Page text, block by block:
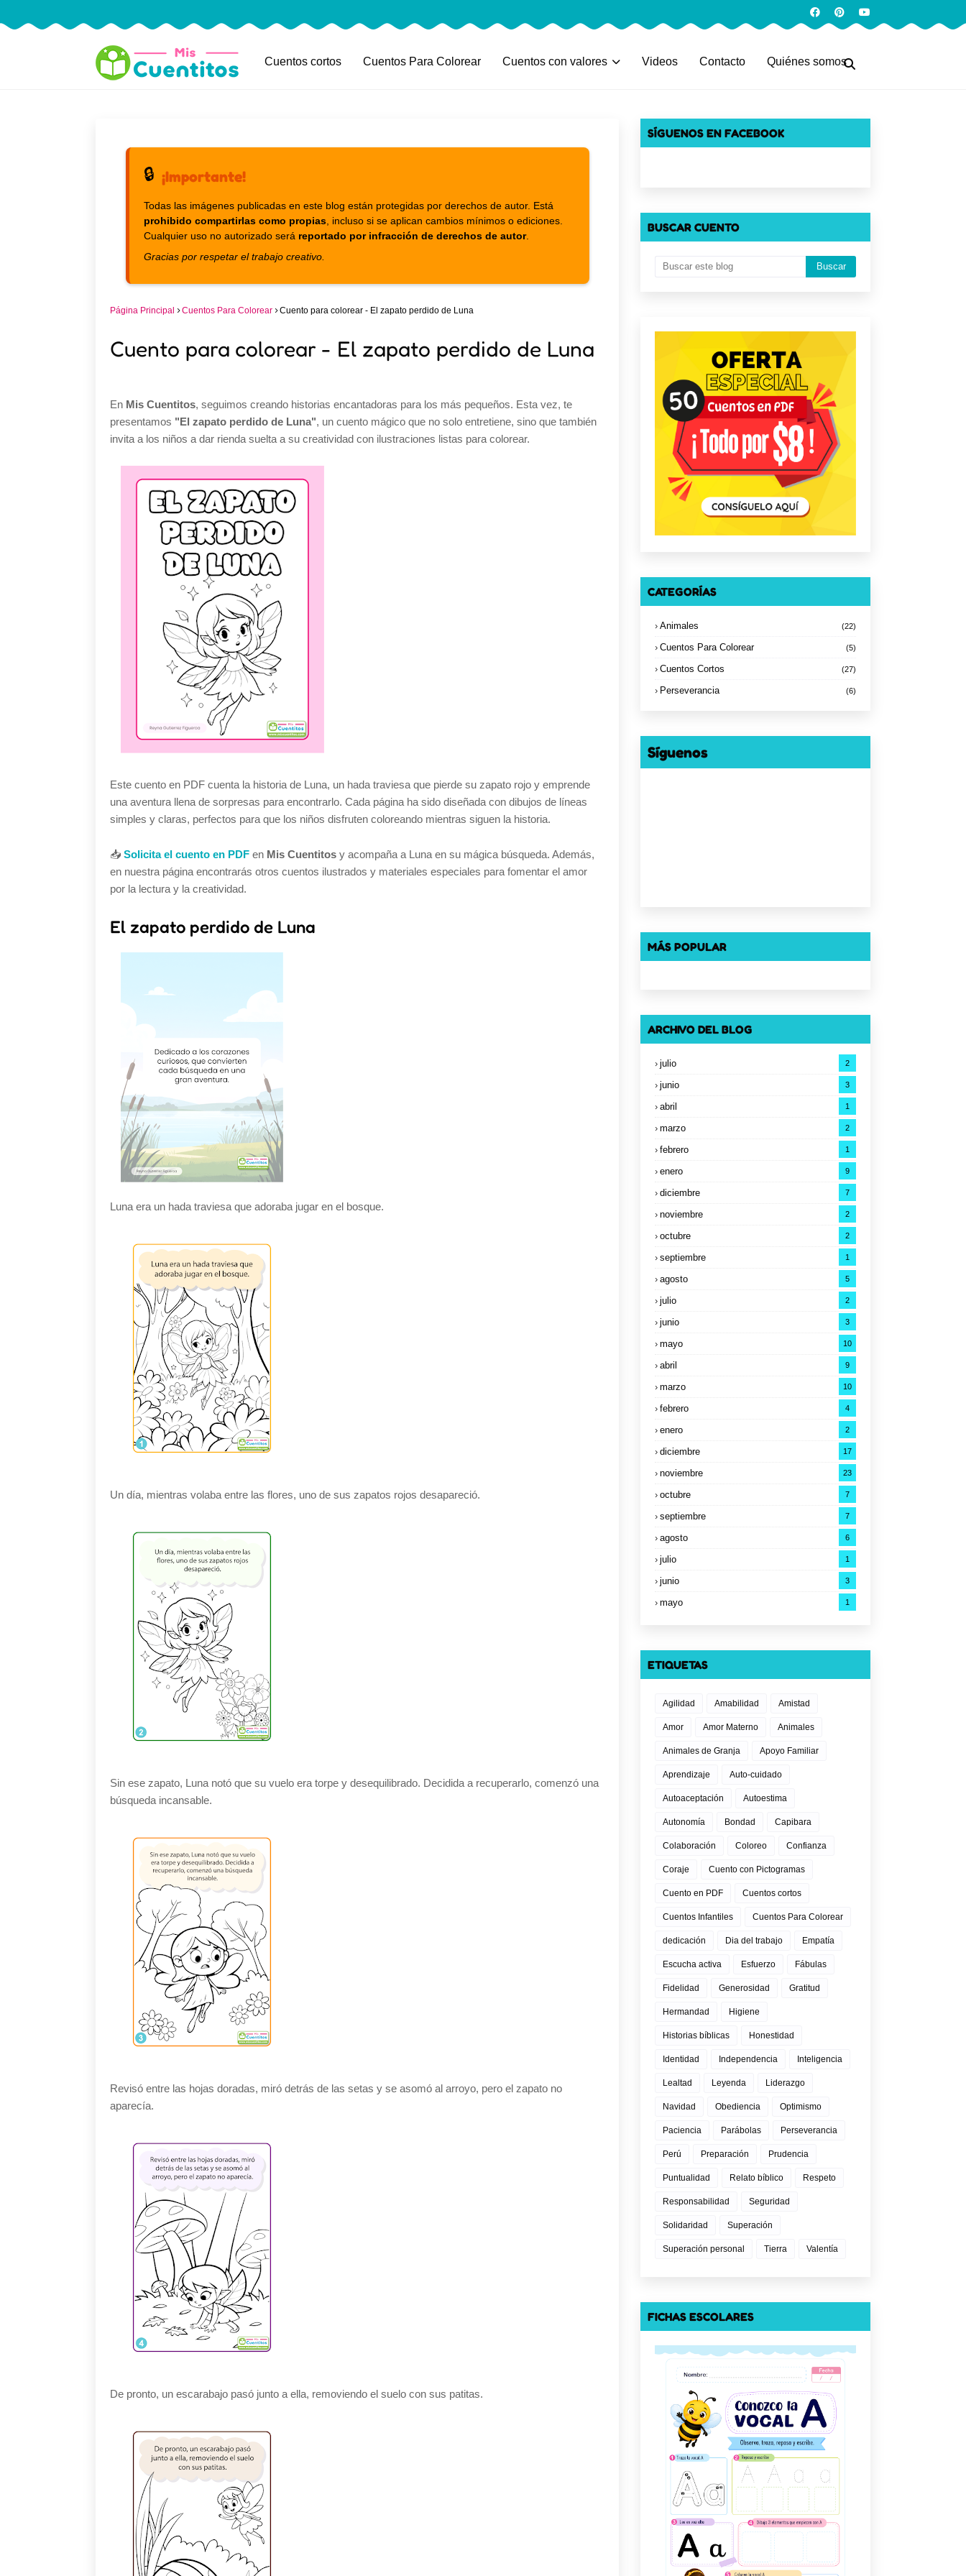
Cuentos cortos Cuentos Para Colorear Cuentos con valores Videos Contacto Quiénes somos
🔒 ¡Importante!
Todas las imágenes publicadas en este blog están protegidas por derechos de autor. Está
prohibido compartirlas como propias, incluso si se aplican cambios mínimos o ediciones.
Cualquier uso no autorizado será reportado por infracción de derechos de autor.
Gracias por respetar el trabajo creativo.
Página Principal Cuentos Para Colorear Cuento para colorear - El zapato perdido de Luna
Cuento para colorear - El zapato perdido de Luna
En Mis Cuentitos, seguimos creando historias encantadoras para los más pequeños. Esta vez, te
presentamos "El zapato perdido de Luna", un cuento mágico que no solo entretiene, sino que también
invita a los niños a dar rienda suelta a su creatividad con ilustraciones listas para colorear.
Este cuento en PDF cuenta la historia de Luna, un hada traviesa que pierde su zapato rojo y emprende
una aventura llena de sorpresas para encontrarlo. Cada página ha sido diseñada con dibujos de líneas
simples y claras, perfectos para que los niños disfruten coloreando mientras siguen la historia.
📥 Solicita el cuento en PDF en Mis Cuentitos y acompaña a Luna en su mágica búsqueda. Además,
en nuestra página encontrarás otros cuentos ilustrados y materiales especiales para fomentar el amor
por la lectura y la creatividad.
El zapato perdido de Luna
Luna era un hada traviesa que adoraba jugar en el bosque.
Un día, mientras volaba entre las flores, uno de sus zapatos rojos desapareció.
Sin ese zapato, Luna notó que su vuelo era torpe y desequilibrado. Decidida a recuperarlo, comenzó una
búsqueda incansable.
Revisó entre las hojas doradas, miró detrás de las setas y se asomó al arroyo, pero el zapato no
aparecía.
De pronto, un escarabajo pasó junto a ella, removiendo el suelo con sus patitas.
SÍGUENOS EN FACEBOOK
BUSCAR CUENTO
CATEGORÍAS
Animales (22)
Cuentos Para Colorear (5)
Cuentos Cortos (27)
Perseverancia (6)
Síguenos
MÁS POPULAR
ARCHIVO DEL BLOG
julio 2
junio 3
abril 1
marzo 2
febrero 1
enero 9
diciembre 7
noviembre 2
octubre 2
septiembre 1
agosto 5
julio 2
junio 3
mayo 10
abril 9
marzo 10
febrero 4
enero 2
diciembre 17
noviembre 23
octubre 7
septiembre 7
agosto 6
julio 1
junio 3
mayo 1
ETIQUETAS
Agilidad Amabilidad Amistad
Amor Amor Materno Animales
Animales de Granja Apoyo Familiar
Aprendizaje Auto-cuidado
Autoaceptación Autoestima
Autonomía Bondad Capibara
Colaboración Coloreo Confianza
Coraje Cuento con Pictogramas
Cuento en PDF Cuentos cortos
Cuentos Infantiles Cuentos Para Colorear
dedicación Dia del trabajo Empatía
Escucha activa Esfuerzo Fábulas
Fidelidad Generosidad Gratitud
Hermandad Higiene
Historias bíblicas Honestidad
Identidad Independencia Inteligencia
Lealtad Leyenda Liderazgo
Navidad Obediencia Optimismo
Paciencia Parábolas Perseverancia
Perú Preparación Prudencia
Puntualidad Relato bíblico Respeto
Responsabilidad Seguridad
Solidaridad Superación
Superación personal Tierra Valentía
FICHAS ESCOLARES